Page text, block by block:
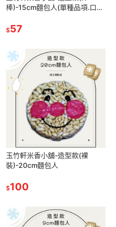
棒)-15cm麵包人(單種品項.口味
$57
玉竹軒米香小舖-造型款(裸
裝)-20cm麵包人
$100